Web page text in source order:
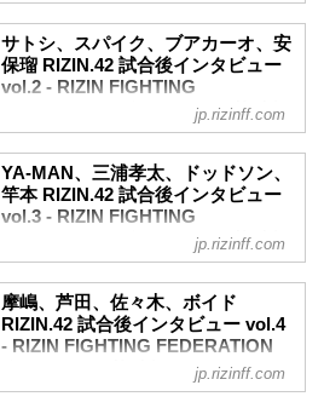
する。
2度対戦しているブアカーオの試合を、魔
裟斗氏はどのような視点で解説するの
れたRIZIN.42の出場選手たちの試合後イ
ンタビューを公開！
朝倉海「最高の勝ち方ができたし、今日
朝倉海 試合後インタビュー / RIZIN.42
youtu.be
ーー試合後の率直な感想をお聞かせいた
だけますか。
海 めちゃくちゃ嬉しいですね、最高の勝
ち方ができたし、1年5ヶ月ぶりの試合
で、ずっと怪我でできなかったので、今
日は本当に楽しかったです。
ーーKO勝利でワーっと観客が沸いていた
声を久しぶりに聞いてどう思いました
か？...
サトシ、スパイク、ブアカーオ、安
保瑠 RIZIN.42 試合後インタビュー
vol.2 - RIZIN FIGHTING
FEDERATION オフィシャルサイト
れたRIZIN.42の出場選手たちの試合後イ
ンタビューを公開！
ホベルト・サトシ・ソウザ「勝ってるけ
ホベルト・サトシ・ソウザ 試合後インタ
ビュー / RIZIN.42
youtu.be
ーー試合後の率直な感想をお聞かせいた
だけますか。
サトシ もちろん嬉しいね。勝ってるけ
ど、まだまだね。まだまだ直すポイント
jp.rizinff.com
YA-MAN、三浦孝太、ドッドソン、
竿本 RIZIN.42 試合後インタビュー
vol.3 - RIZIN FIGHTING
FEDERATION オフィシャルサイト
れたRIZIN.42の出場選手たちの試合後イ
ンタビューを公開！
YA-MAN「あ、これがMMAか」
ーー試合後の率直な感想をお聞かせいた
jp.rizinff.com
摩嶋、芦田、佐々木、ボイド
RIZIN.42 試合後インタビュー vol.4
- RIZIN FIGHTING FEDERATION
jp.rizinff.com